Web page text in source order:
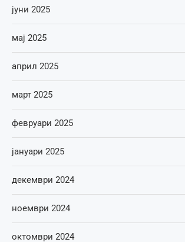
јуни 2025
мај 2025
април 2025
март 2025
февруари 2025
јануари 2025
декември 2024
ноември 2024
октомври 2024